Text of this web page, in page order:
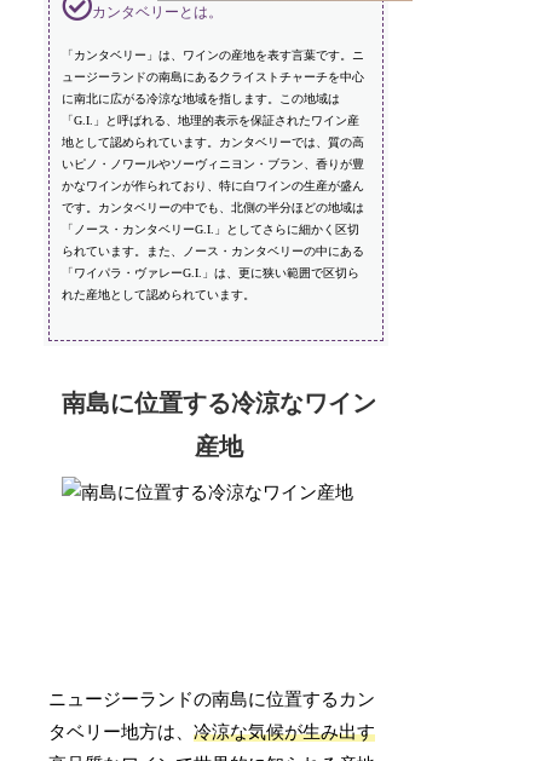
カンタベリーとは。
「カンタベリー」は、ワインの産地を表す言葉です。ニ
ュージーランドの南島にあるクライストチャーチを中心
に南北に広がる冷涼な地域を指します。この地域は
「G.I.」と呼ばれる、地理的表示を保証されたワイン産
地として認められています。カンタベリーでは、質の高
いピノ・ノワールやソーヴィニヨン・ブラン、香りが豊
かなワインが作られており、特に白ワインの生産が盛ん
です。カンタベリーの中でも、北側の半分ほどの地域は
「ノース・カンタベリーG.I.」としてさらに細かく区切
られています。また、ノース・カンタベリーの中にある
「ワイパラ・ヴァレーG.I.」は、更に狭い範囲で区切ら
れた産地として認められています。
南島に位置する冷涼なワイン
産地
ニュージーランドの南島に位置するカン
タベリー地方は、冷涼な気候が生み出す